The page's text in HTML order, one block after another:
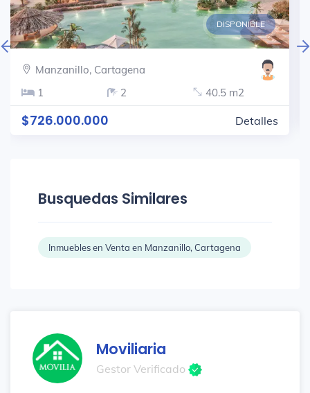
DISPONIBLE
Manzanillo, Cartagena
1
2 40.5 m2
$726.000.000 Detalles
Busquedas Similares
Inmuebles en Venta en Manzanillo, Cartagena
Moviliaria
Gestor Verificado